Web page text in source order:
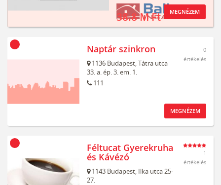
38.8 M Ft MEGNÉZEM
Naptár szinkron
1136 Budapest,Tátra utca
33. a. ép. 3. em. 1.
111
0
értékelés
MEGNÉZEM
Féltucat Gyerekruha
és Kávézó
1143 Budapest, Ilka utca 25-
27.
1
értékelés